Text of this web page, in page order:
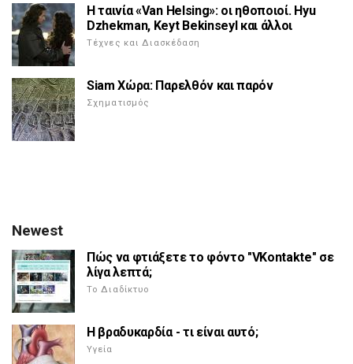
Η ταινία «Van Helsing»: οι ηθοποιοί. Hyu
Dzhekman, Keyt Bekinseyl και άλλοι
Τέχνες και Διασκέδαση
Siam Χώρα: Παρελθόν και παρόν
Σχηματισμός
Newest
Πώς να φτιάξετε το φόντο "VKontakte" σε
λίγα λεπτά;
Το Διαδίκτυο
Η βραδυκαρδία - τι είναι αυτό;
Υγεία